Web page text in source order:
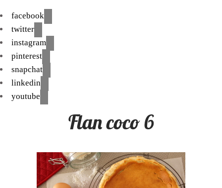
facebook
twitter
instagram
pinterest
snapchat
linkedin
youtube
Flan coco 6